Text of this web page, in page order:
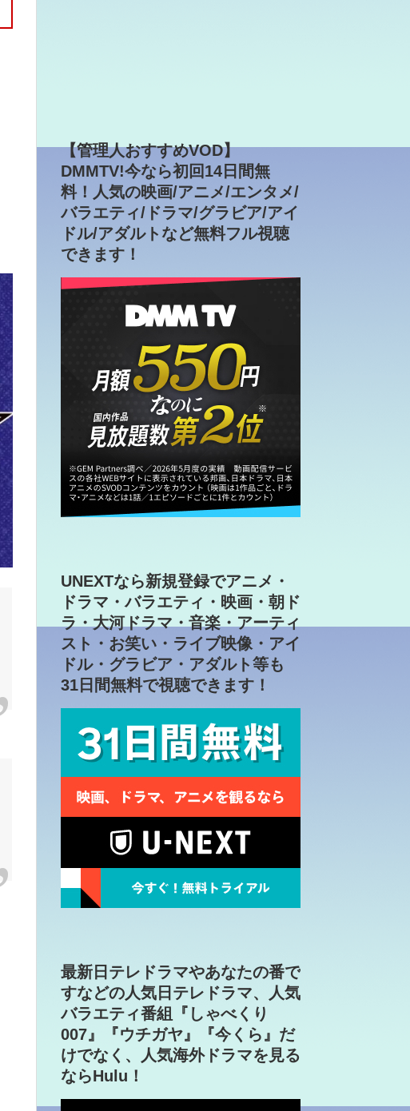
【管理人おすすめVOD】
DMMTV!今なら初回14日間無
料！人気の映画/アニメ/エンタメ/
バラエティ/ドラマ/グラビア/アイ
ドル/アダルトなど無料フル視聴
できます！
UNEXTなら新規登録でアニメ・
ドラマ・バラエティ・映画・朝ド
ラ・大河ドラマ・音楽・アーティ
スト・お笑い・ライブ映像・アイ
ドル・グラビア・アダルト等も
31日間無料で視聴できます！
最新日テレドラマやあなたの番で
すなどの人気日テレドラマ、人気
バラエティ番組『しゃべくり
007』『ウチガヤ』『今くら』だ
けでなく、人気海外ドラマを見る
ならHulu！